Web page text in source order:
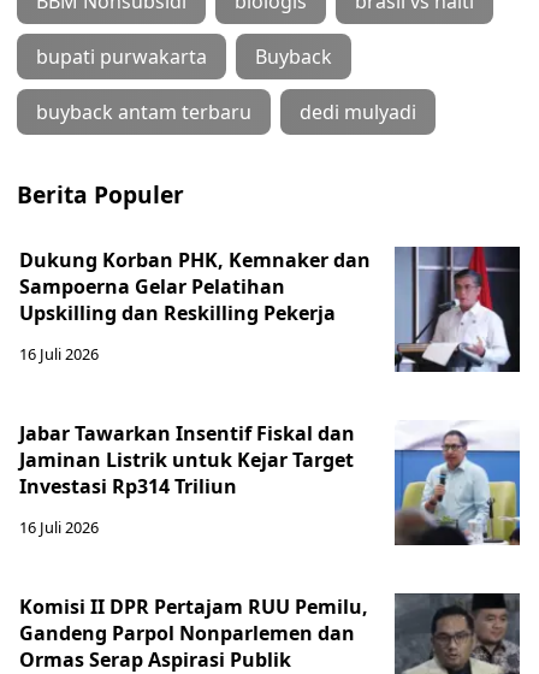
bupati purwakarta Buyback
buyback antam terbaru dedi mulyadi
Berita Populer
Dukung Korban PHK, Kemnaker dan
Sampoerna Gelar Pelatihan
Upskilling dan Reskilling Pekerja
16 Juli 2026
Jabar Tawarkan Insentif Fiskal dan
Jaminan Listrik untuk Kejar Target
Investasi Rp314 Triliun
16 Juli 2026
Komisi II DPR Pertajam RUU Pemilu,
Gandeng Parpol Nonparlemen dan
Ormas Serap Aspirasi Publik